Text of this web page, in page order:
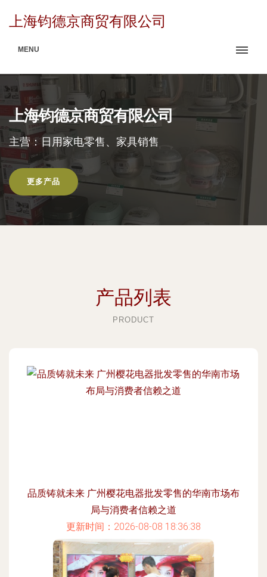
上海钧德京商贸有限公司
MENU
上海钧德京商贸有限公司
主营：日用家电零售、家具销售
更多产品
产品列表
PRODUCT
品质铸就未来 广州樱花电器批发零售的华南市场布
局与消费者信赖之道
更新时间：2026-08-08 18:36:38